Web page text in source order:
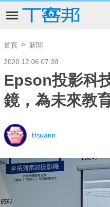
首頁 新聞
2020.12.06 07:30
Epson投影科
鏡，為未來教
Hsuann